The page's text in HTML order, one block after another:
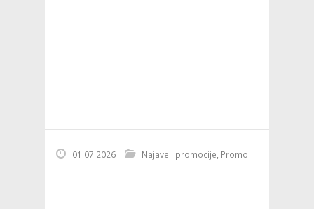
01.07.2026 Najave i promocije Promo